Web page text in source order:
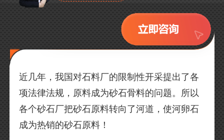
近几年，我国对石料厂的限制性开采提出了各
项法律法规，原料成为砂石骨料的问题。所以
各个砂石厂把砂石原料转向了河道，使河卵石
成为热销的砂石原料！